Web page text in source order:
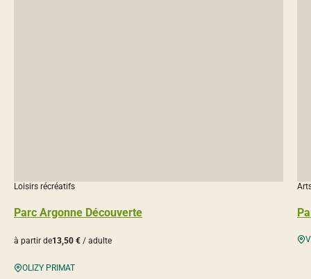
Parc Argonne Découverte
Loisirs récréatifs
à partir de13,50 € / adulte
OLIZY PRIMAT